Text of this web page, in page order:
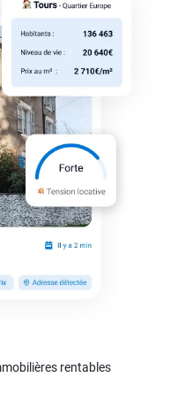
rentables